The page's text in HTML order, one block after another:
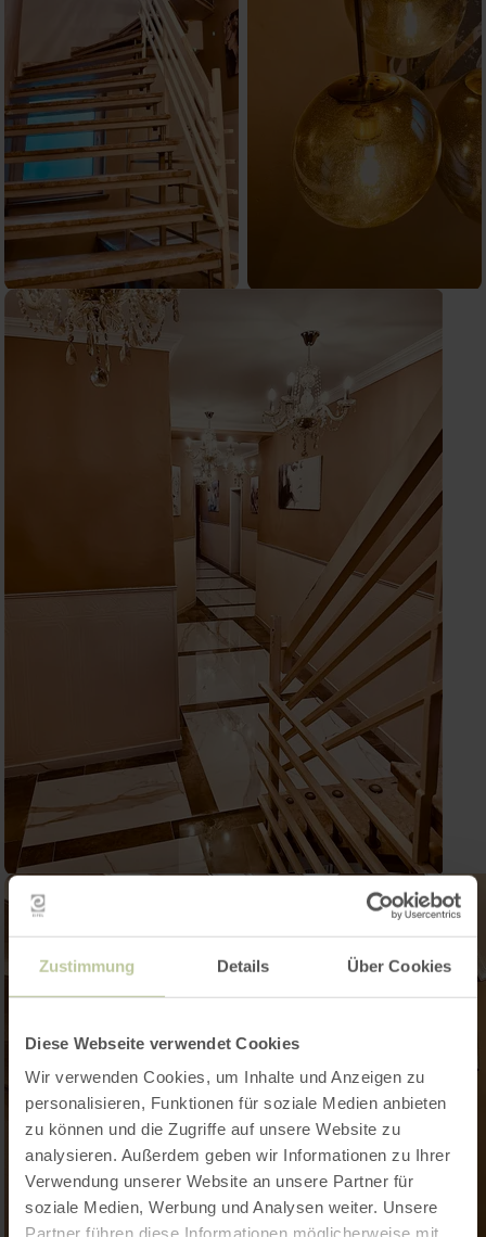
Zustimmung Details Über Cookies
Diese Webseite verwendet Cookies
Wir verwenden Cookies, um Inhalte und Anzeigen zu
personalisieren, Funktionen für soziale Medien anbieten
zu können und die Zugriffe auf unsere Website zu
analysieren. Außerdem geben wir Informationen zu Ihrer
Verwendung unserer Website an unsere Partner für
soziale Medien, Werbung und Analysen weiter. Unsere
Partner führen diese Informationen möglicherweise mit